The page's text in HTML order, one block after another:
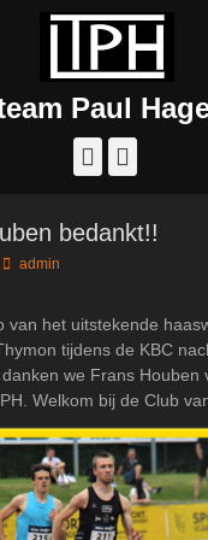
Paul
Facebook
bedankt!!
Author
admin
van het uitstekende
tijdens de KBC
we Frans Houben
Welkom bij de Club